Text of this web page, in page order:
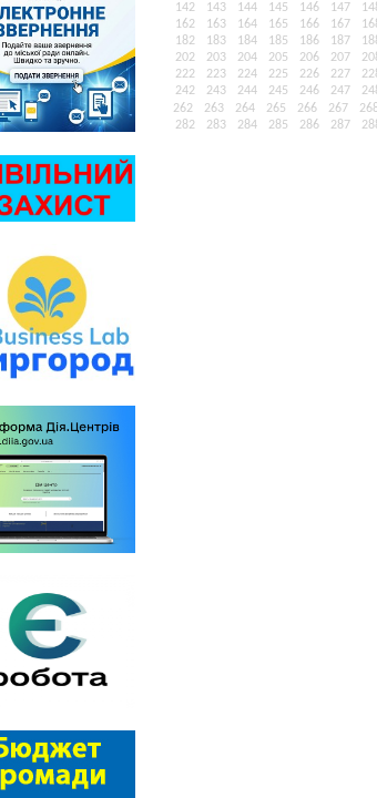
142
143 144 145 146 147
162
163 164 165 166 167
182
183 184 185 186 187
202
203 204 205 206 207
222
223 224 225 226 227
242
243 244 245 246 247
262
263 264 265 266 267
282
283 284 285 286 287